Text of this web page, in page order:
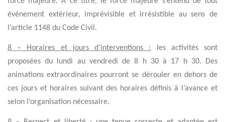
événement extérieur, imprévisible et irrésistible au sens de
l’article 1148 du Code Civil.
8 – Horaires et jours d’interventions : les activités sont
proposées du lundi au vendredi de 8 h 30 à 17 h 30. Des
animations extraordinaires pourront se dérouler en dehors de
ces jours et horaires suivant des horaires définis à l’avance et
selon l’organisation nécessaire.